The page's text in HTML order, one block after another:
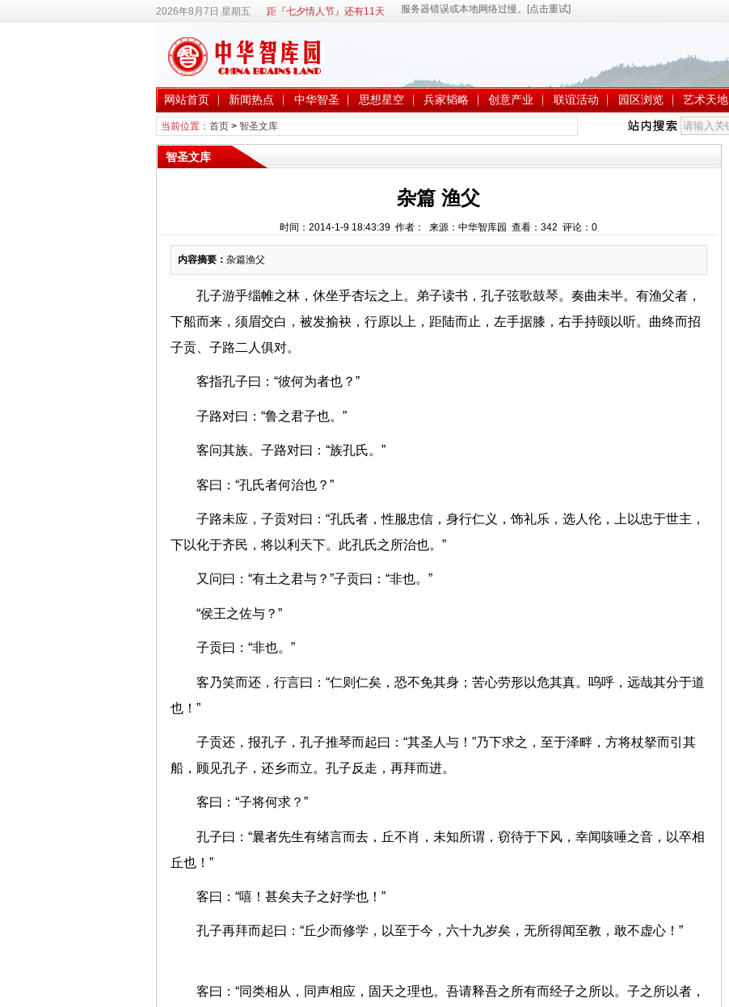
2026年8月7日 星期五 距『七夕情人节』还有11天
网站首页 新闻热点 中华智圣 思想星空 兵家韬略 创意产业 联谊活动 园区浏览 艺术天地
当前位置： 首页> 智圣文库
智圣文库
杂篇 渔父
时间：2014-1-9 18:43:39 作者： 来源：中华智库园 查看： 342 评论： 0
内容摘要： 杂篇渔父
孔子游乎缁帷之林，休坐乎杏坛之上。弟子读书，孔子弦歌鼓琴。奏曲未半。有渔父者，
下船而来，须眉交白，被发揄袂，行原以上，距陆而止，左手据膝，右手持颐以听。曲终而招
子贡、子路二人俱对。
客指孔子曰：“彼何为者也？”
子路对曰：“鲁之君子也。”
客问其族。子路对曰：“族孔氏。”
客曰：“孔氏者何治也？”
子路未应，子贡对曰：“孔氏者，性服忠信，身行仁义，饰礼乐，选人伦，上以忠于世主，
下以化于齐民，将以利天下。此孔氏之所治也。”
又问曰：“有土之君与？”子贡曰：“非也。”
“侯王之佐与？”
子贡曰：“非也。”
客乃笑而还，行言曰：“仁则仁矣，恐不免其身；苦心劳形以危其真。呜呼，远哉其分于道
也！”
子贡还，报孔子，孔子推琴而起曰：“其圣人与！”乃下求之，至于泽畔，方将杖拏而引其
船，顾见孔子，还乡而立。孔子反走，再拜而进。
客曰：“子将何求？”
孔子曰：“曩者先生有绪言而去，丘不肖，未知所谓，窃待于下风，幸闻咳唾之音，以卒相
丘也！”
客曰：“嘻！甚矣夫子之好学也！”
孔子再拜而起曰：“丘少而修学，以至于今，六十九岁矣，无所得闻至教，敢不虚心！”
客曰：“同类相从，同声相应，固天之理也。吾请释吾之所有而经子之所以。子之所以者，